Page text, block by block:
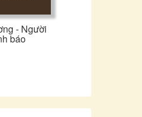
- Người
báo